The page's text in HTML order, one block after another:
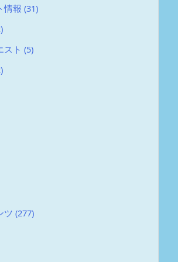
情報 (31)
スト (5)
ツ (277)